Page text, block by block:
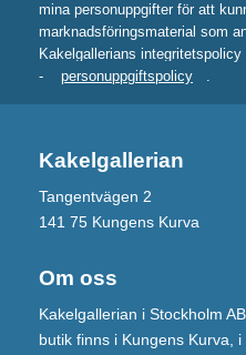
mina personuppgifter för att
marknadsföringsmaterial som
Kakelgallerians
-
personuppgiftspolicy .
Kakelgallerian
Tangentvägen 2
141 75 Kungens Kurva
Om oss
Kakelgallerian i Stockholm
butik finns i Kungens Kurva,